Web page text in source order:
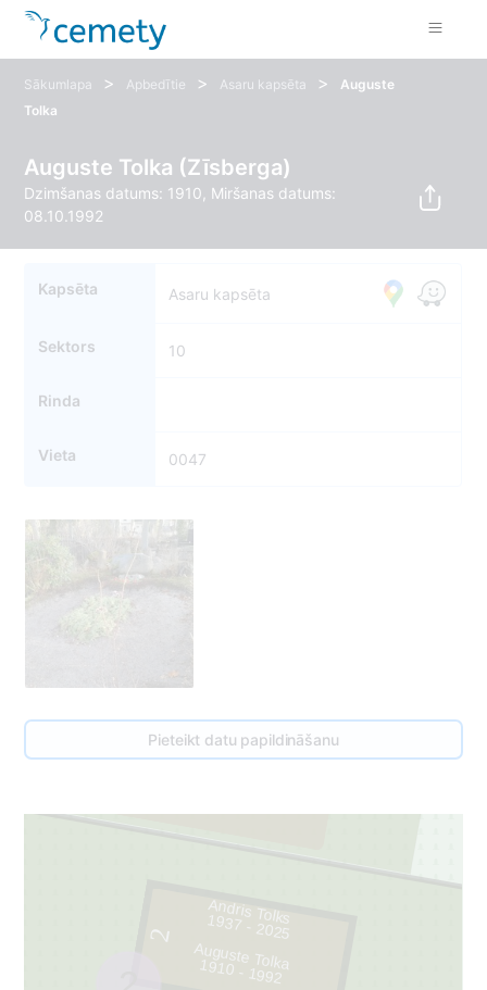
Sākumlapa > Apbedītie > Asaru kapsēta >
Auguste
Tolka
Auguste Tolka (Zīsberga)
Dzimšanas datums: 1910, Miršanas datums:
08.10.1992
Kapsēta Asaru kapsēta
Sektors 10
Rinda
Vieta 0047
Pieteikt datu papildināšanu
46
1
2
Andris Tolks
1937 - 2025
Auguste Tolka
1910 - 1992